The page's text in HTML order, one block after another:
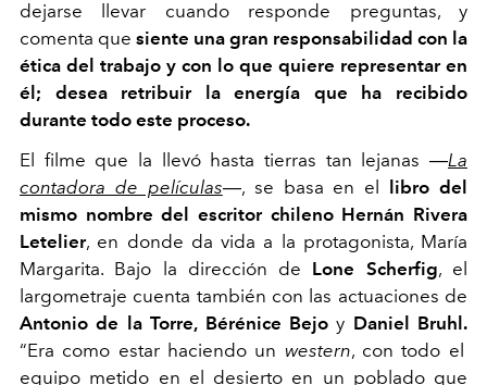
dejarse llevar cuando responde preguntas, y
comenta que siente una gran responsabilidad con la
ética del trabajo y con lo que quiere representar en
él; desea retribuir la energía que ha recibido
durante todo este proceso.
El filme que la llevó hasta tierras tan lejanas ―La
contadora de películas―, se basa en el libro del
mismo nombre del escritor chileno Hernán Rivera
Letelier, en donde da vida a la protagonista, María
Margarita. Bajo la dirección de Lone Scherfig, el
largometraje cuenta también con las actuaciones de
Antonio de la Torre, Bérénice Bejoy Daniel Bruhl.
“Era como estar haciendo un western, con todo el
equipo metido en el desierto en un poblado que